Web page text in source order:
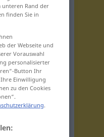
Rand der
finden Sie in
der Webseite und
Vorauswahl
personalisierter
Button Ihr
Ihre Einwilligung
zu den Cookies
.